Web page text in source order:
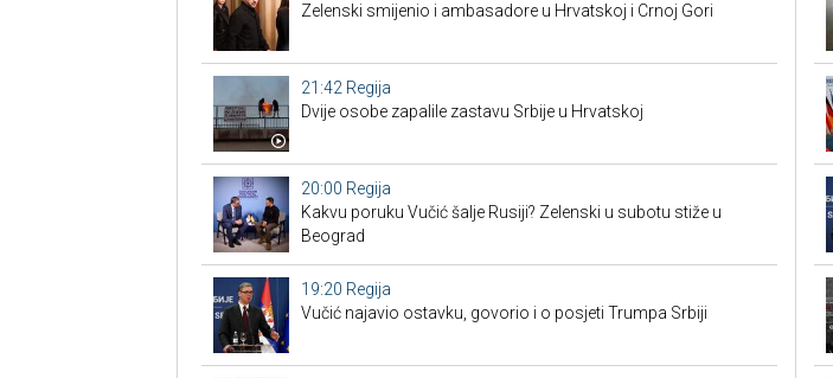
Zelenski smijenio i ambasadore u Hrvatskoj i Crnoj Gori
21:42 Regija
Dvije osobe zapalile zastavu Srbije u Hrvatskoj
20:00 Regija
Kakvu poruku Vučić šalje Rusiji? Zelenski u subotu stiže u
Beograd
19:20 Regija
Vučić najavio ostavku, govorio i o posjeti Trumpa Srbiji